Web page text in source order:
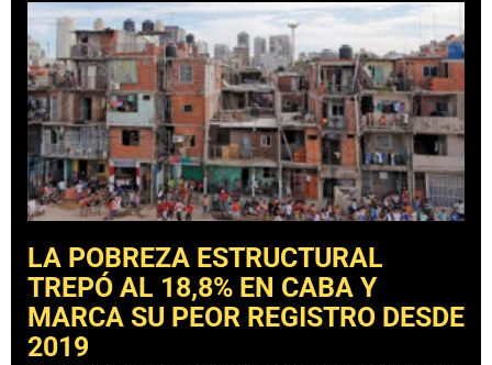
LA POBREZA ESTRUCTURAL
TREPÓ AL 18,8% EN CABA Y
MARCA SU PEOR REGISTRO DESDE
2019